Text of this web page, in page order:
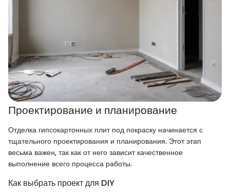
Проектирование и планирование
Отделка гипсокартонных плит под покраску начинается с
тщательного проектирования и планирования. Этот этап
весьма важен, так как от него зависит качественное
выполнение всего процесса работы.
Как выбрать проект для DIY